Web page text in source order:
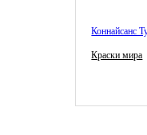
Краски мира